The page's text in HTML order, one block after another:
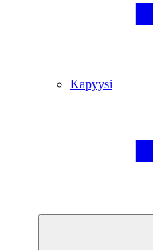
Kapyysi